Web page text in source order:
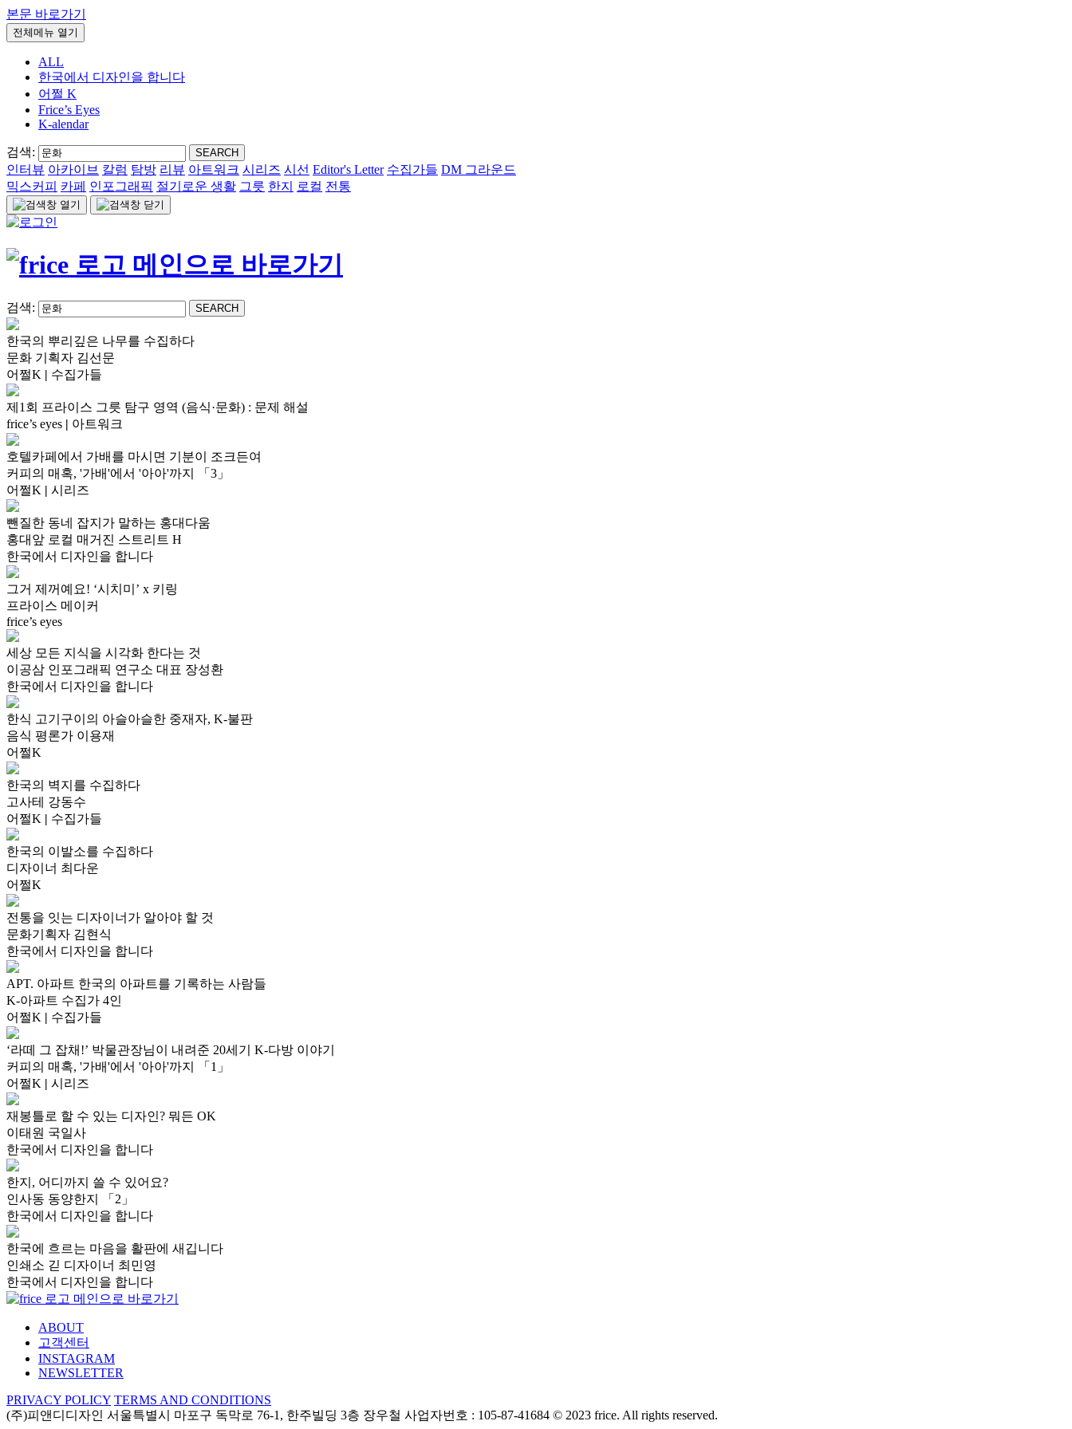
본문 바로가기
전체메뉴 열기
ALL
한국에서 디자인을 합니다
어쩔 K
Frice’s Eyes
K-alendar
검색: SEARCH
인터뷰 아카이브 칼럼 탐방 리뷰 아트워크 시리즈 시선 Editor's Letter 수집가들 DM 그라운드
믹스커피 카페 인포그래픽 절기로운 생활 그릇 한지 로컬 전통
검색: SEARCH
한국의 뿌리깊은 나무를 수집하다
문화 기획자 김선문
어쩔K | 수집가들
제1회 프라이스 그릇 탐구 영역 (음식·문화) : 문제 해설
frice’s eyes | 아트워크
호텔카페에서 가배를 마시면 기분이 조크든여
커피의 매혹, '가배'에서 '아아'까지 「3」
어쩔K | 시리즈
뺀질한 동네 잡지가 말하는 홍대다움
홍대앞 로컬 매거진 스트리트 H
한국에서 디자인을 합니다
그거 제꺼예요! ‘시치미’ x 키링
프라이스 메이커
frice’s eyes
세상 모든 지식을 시각화 한다는 것
이공삼 인포그래픽 연구소 대표 장성환
한국에서 디자인을 합니다
한식 고기구이의 아슬아슬한 중재자, K-불판
음식 평론가 이용재
어쩔K
한국의 벽지를 수집하다
고사테 강동수
어쩔K | 수집가들
한국의 이발소를 수집하다
디자이너 최다운
어쩔K
전통을 잇는 디자이너가 알아야 할 것
문화기획자 김현식
한국에서 디자인을 합니다
APT. 아파트 한국의 아파트를 기록하는 사람들
K-아파트 수집가 4인
어쩔K | 수집가들
‘라떼 그 잡채!’ 박물관장님이 내려준 20세기 K-다방 이야기
커피의 매혹, '가배'에서 '아아'까지 「1」
어쩔K | 시리즈
재봉틀로 할 수 있는 디자인? 뭐든 OK
이태원 국일사
한국에서 디자인을 합니다
한지, 어디까지 쓸 수 있어요?
인사동 동양한지 「2」
한국에서 디자인을 합니다
한국에 흐르는 마음을 활판에 새깁니다
인쇄소 긷 디자이너 최민영
한국에서 디자인을 합니다
ABOUT
고객센터
INSTAGRAM
NEWSLETTER
PRIVACY POLICY TERMS AND CONDITIONS
(주)피앤디디자인 서울특별시 마포구 독막로 76-1, 한주빌딩 3층 장우철 사업자번호 : 105-87-41684 © 2023 frice. All rights reserved.